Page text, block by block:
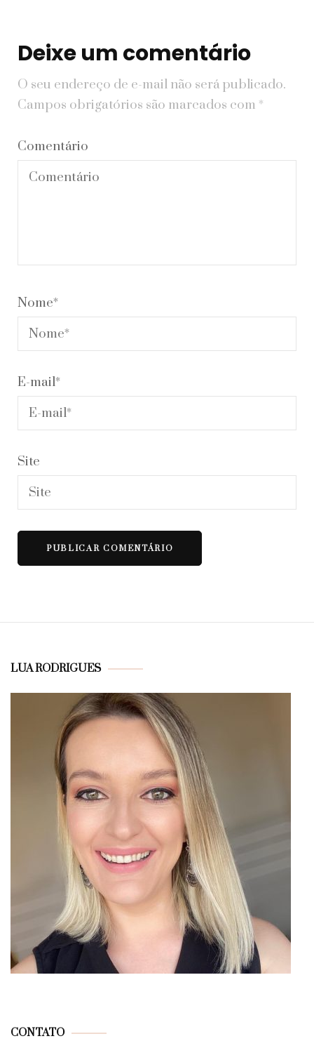
Deixe um comentário
O seu endereço de e-mail não será publicado.
Campos obrigatórios são marcados com *
Comentário
Nome*
E-mail*
Site
LUA RODRIGUES
CONTATO